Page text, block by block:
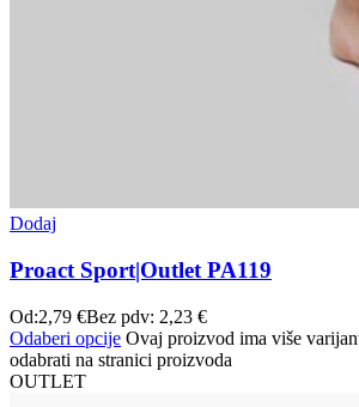
Dodaj
Proact Sport|Outlet PA119
Od:2,79 €Bez pdv: 2,23 €
Odaberi opcije Ovaj proizvod ima više
odabrati na stranici proizvoda
OUTLET